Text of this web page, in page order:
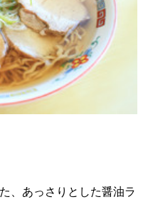
、あっさりとした醤油ラ